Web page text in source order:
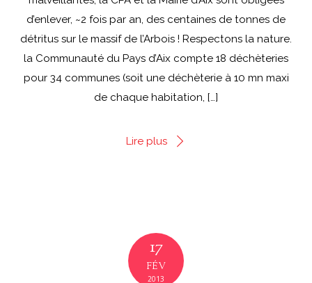
duranne/aire-daccueil-des-gens-du-voyage-de-
cabries-bonne-nouvelle-2374.html Comment cela
est-il possible? Par des décisions politiques prises
par Maryse Joissains Masini et son équipe. => Le 19
décembre 2013, la CPA à […]
d’enlever, ~2 fois par an, des centaines de tonnes de
détritus sur le massif de l’Arbois ! Respectons la nature.
la Communauté du Pays d’Aix compte 18 déchèteries
pour 34 communes (soit une déchèterie à 10 mn maxi
de chaque habitation, […]
Lire plus
17
FÉV
2013